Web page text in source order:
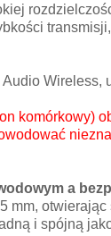
komórkowy)
a
mm,
i spójną